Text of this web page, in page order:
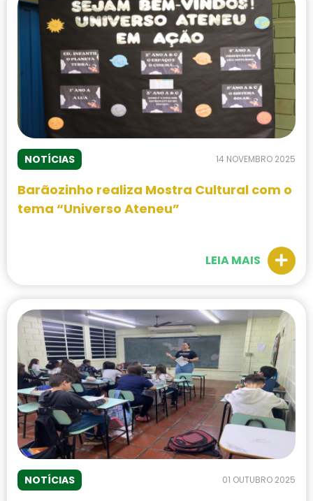
NOTÍCIAS 14 NOVEMBRO 2025
Barãozinho realiza Mostra Cultural com o
tema “Universo Ateneu”
LEIA MAIS
NOTÍCIAS 01 OUTUBRO 2025